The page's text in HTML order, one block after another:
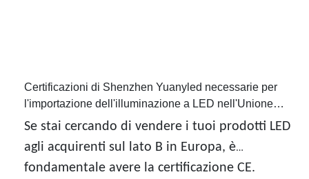
Certificazioni di Shenzhen Yuanyled necessarie per
l'importazione dell'illuminazione a LED nell'Unione
Europea
Se stai cercando di vendere i tuoi prodotti LED
agli acquirenti sul lato B in Europa, è
fondamentale avere la certificazione CE.